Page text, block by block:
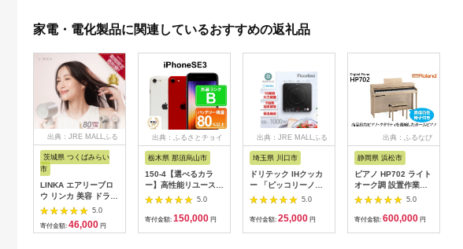
家電・電化製品に関連しているおすすめの返礼品
出典：JRE MALLふる
茨城県 つくばみらい
市
LINKA エアリーブロ
ウ リンカ 美容 ドライ
ヤー ヘアケア 髪 エス
テ ギフト ラッピング
贈呈品 プレゼント 母
5.0
寄付金額: 46,000 円
出典：ふるさとチョイ
栃木県 那須烏山市
150-4【選べるカラ
ー】高性能リユース
スマホ Apple
iPhoneSE 3 128GB
SIMロック解除済 本
5.0
寄付金額: 150,000 円
出典：JRE MALLふる
埼玉県 川口市
ドリテック IHクッカ
ー 「ピッコリーノ」
ブラック DI-
217BK【1642626】
5.0
寄付金額: 25,000 円
出典：ふるなび
静岡県 浜松市
ピアノ HP702 ライト
オーク調 設置作業付
ピアノ
5.0
寄付金額: 600,000 円